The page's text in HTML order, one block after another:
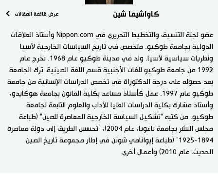
كاواشيما شين عرض قائمة المقالات
عضو لجنة التنسيق والتخطيط التحريري في Nippon.com وأستاذ العلاقات
الدولية بجامعة طوكيو. متخصص في تاريخ السياسات الخارجية لآسيا
ونظريات سياسية لآسيا. ولد في مدينة طوكيو عام 1968. تخرج عام
1992 من جامعة طوكيو للغات الأجنبية قسم اللغة الصينية. ترك الجامعة
بعد حصوله على درجة الدكتوراة في تخصص الدراسات الإنسانية من جامعة
طوكيو عام 1997. عمل كأستاذ مساعد بكلية القانون بجامعة هوكايدو،
وأستاذ مشارك بكلية الدراسات العليا للآداب والعلوم التابعة لجامعة
طوكيو. من كتبه "تشكيل السياسة الخارجية المعاصرة للصين" (طباعة
مجلس النشر بجامعة ناغويا، عام 2004)، "تحسس الطريق إلى دولة معاصرة
1894-1925" (طباعة إيوانامي شوتن في إطار مجموعة تاريخ الصين
الحديث، عام 2010) وأعمال أخرى.